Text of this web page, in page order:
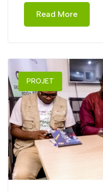
Read More
PROJET